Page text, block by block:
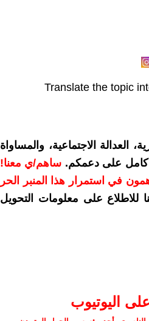
Translate the topic
الاجتماعية، والمساواة
كامل على دعمكم. ساهم/ي معنا!
تساهمون في استمرار هذا المنبر الحر
للاطلاع على معلومات التحويل
اليوتيوب